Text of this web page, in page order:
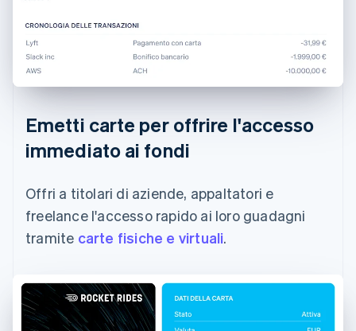
Emetti carte per offrire l'accesso
immediato ai fondi
Offri a titolari di aziende, appaltatori e
freelance l'accesso rapido ai loro guadagni
tramite carte fisiche e virtuali.